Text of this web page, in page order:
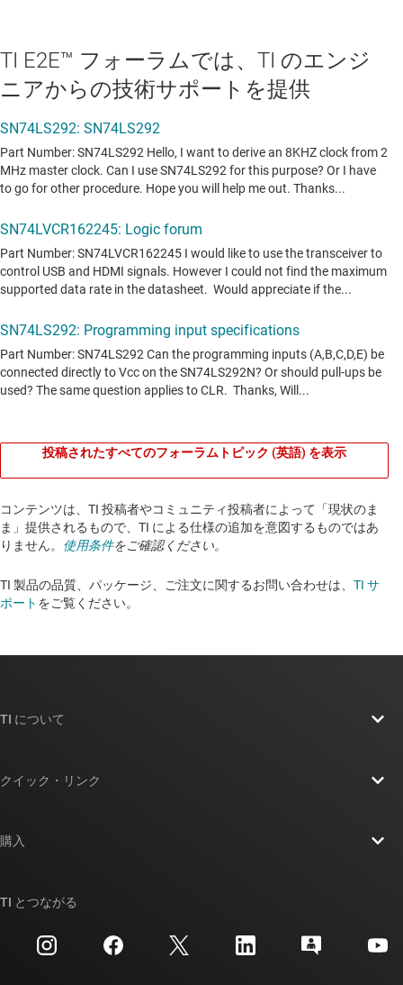
TI E2E™ フォーラムでは、TI のエンジ
ニアからの技術サポートを提供
投稿されたすべてのフォーラムトピック (英語) を表示
コンテンツは、TI 投稿者やコミュニティ投稿者によって「現状のま
ま」提供されるもので、TI による仕様の追加を意図するものではあ
りません。 使用条件をご確認ください。
TI 製品の品質、パッケージ、ご注文に関するお問い合わせは、 TI サ
ポート をご覧ください。​​​​​​​​​​​​​​
TI について
投資家向け情報
クイック・リンク
クロスリファレンス検索
カスタマー・サポート・センター
購入
TI とつながる